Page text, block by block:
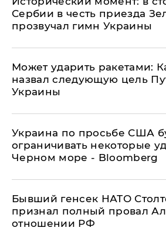
Сербии в честь приезда
прозвучал гимн Украины
Может ударить ракетами:
назвал следующую цель
Украины
Украина по просьбе США
ограничивать некоторые
Черном море - Bloomberg
Бывший генсек НАТО
признал полный провал
отношении РФ